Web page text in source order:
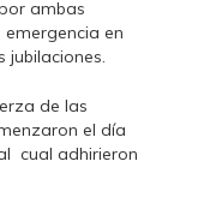
ambas
en
jubilaciones.
de las
el día
cual adhirieron